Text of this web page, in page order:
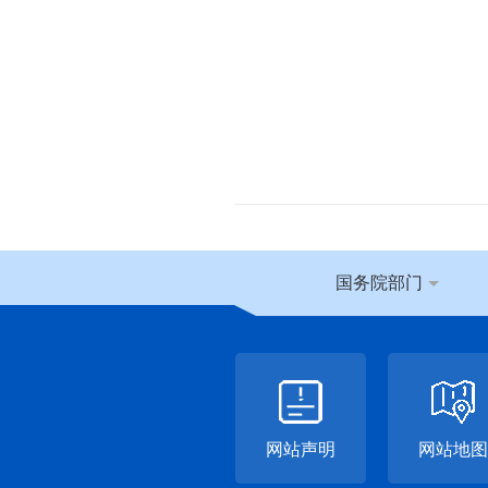
国务院部门
网站声明 网站地图